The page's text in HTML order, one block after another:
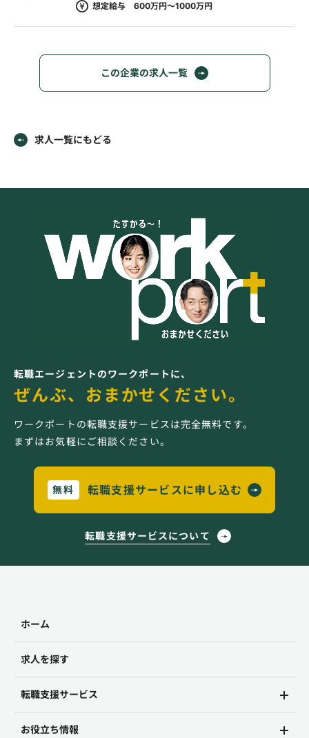
想定給与 600万円～1000万円
この企業の求人一覧
求人一覧にもどる
転職エージェントのワークポートに、
ぜんぶ、おまかせください。
ワークポートの転職支援サービスは完全無料です。
まずはお気軽にご相談ください。
無料 転職支援サービスに申し込む
転職支援サービスについて
ホーム
求人を探す
転職支援サービス
お役立ち情報